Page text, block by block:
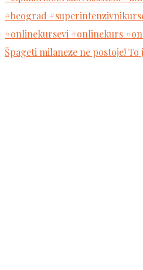
Špageti milaneze ne postoje!